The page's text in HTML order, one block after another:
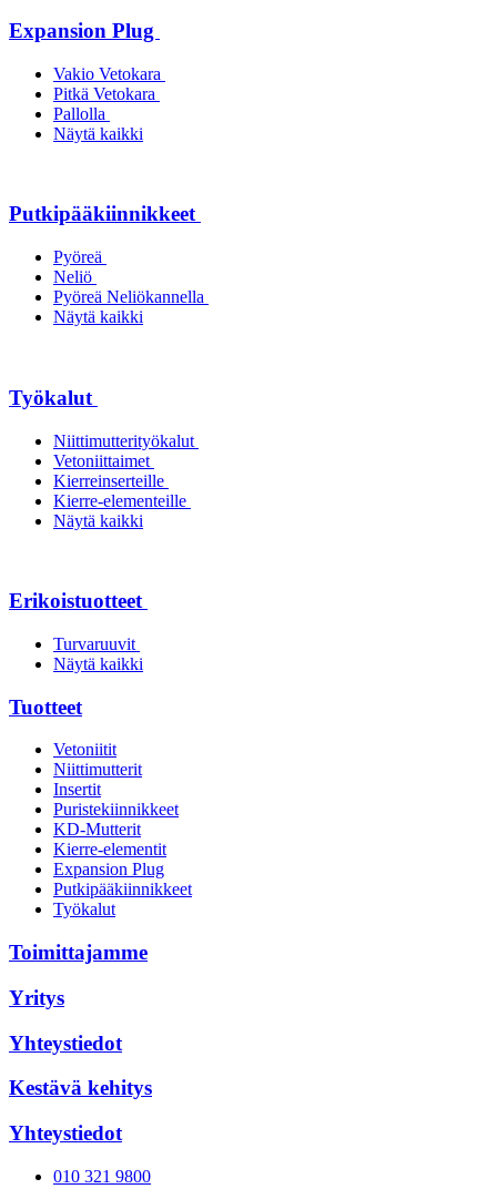
Expansion Plug
Vakio Vetokara
Pitkä Vetokara
Pallolla
Näytä kaikki
Putkipääkiinnikkeet
Pyöreä
Neliö
Pyöreä Neliökannella
Näytä kaikki
Työkalut
Niittimutterityökalut
Vetoniittaimet
Kierreinserteille
Kierre-elementeille
Näytä kaikki
Erikoistuotteet
Turvaruuvit
Näytä kaikki
Tuotteet
Vetoniitit
Niittimutterit
Insertit
Puristekiinnikkeet
KD-Mutterit
Kierre-elementit
Expansion Plug
Putkipääkiinnikkeet
Työkalut
Toimittajamme
Yritys
Yhteystiedot
Kestävä kehitys
Yhteystiedot
010 321 9800